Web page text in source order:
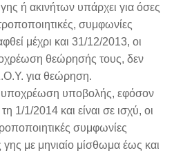
ή ακινήτων υπάρχει για όσες
συμφωνίες
μέχρι και 31/12/2013, οι
θεώρησής τους, δεν
για θεώρηση.
υποχρέωση υποβολής, εφόσον
1/1/2014 και είναι σε ισχύ, οι
συμφωνίες
με μηνιαίο μίσθωμα έως και